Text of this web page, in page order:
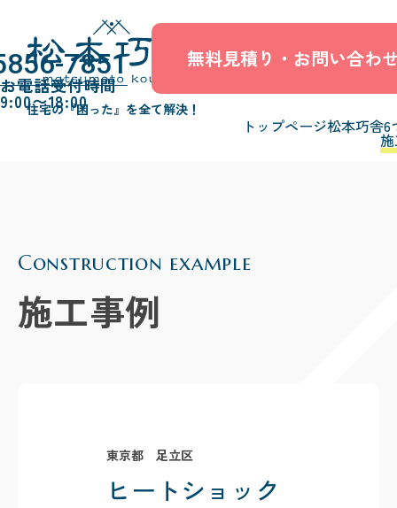
住宅の『困った』を全て解決！
無料見積り・お問い合わ
トップページ松本巧舎6
7851
お電話受付時間
9:00〜18:00
Construction example
施工事例
東京都 足立区
ヒートショック